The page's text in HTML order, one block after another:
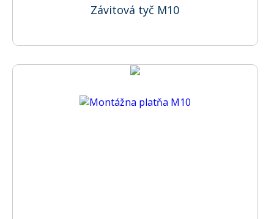
Závitová tyč M10